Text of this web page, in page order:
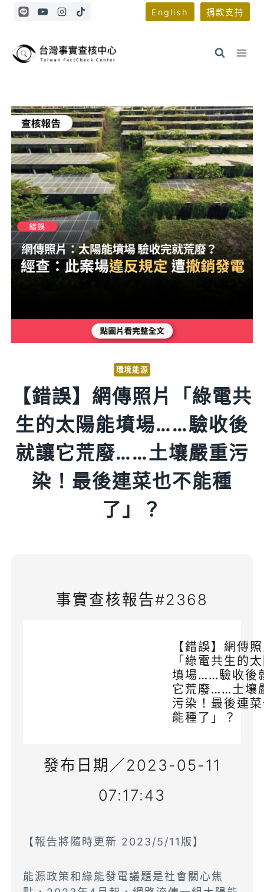
Skip
English 捐款支持
環境能源
【錯誤】網傳照片「綠電共
生的太陽能墳場……驗收後
就讓它荒廢……土壤嚴重污
染！最後連菜也不能種
了」？
事實查核報告#2368
【錯誤】網傳
「綠電共生的
墳場……驗收後
它荒廢……土壤
污染！最後連
能種了」？
發布日期／2023-05-11
07:17:43
【報告將隨時更新 2023/5/11版】
能源政策和綠能發電議題是社會關心焦